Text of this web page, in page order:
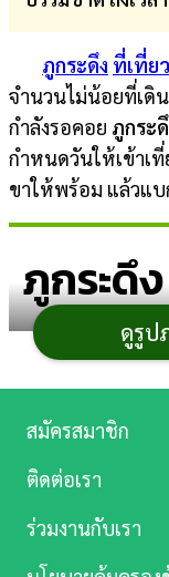
ภูกระดึง ที่เที่ย
จำนวนไม่น้อยที่เดิ
กำลังรอคอย ภูกระ
กำหนดวันให้เข้าเ
ขาให้พร้อม แล้วแบ
ภูกระดึ
ดูรูป
ผล
บอล
สด
การ
เงิน
การ
ศึกษา
บันเทิง
ดู
Music
สมัครสมาชิก
ติดต่อเรา
ร่วมงานกับเรา